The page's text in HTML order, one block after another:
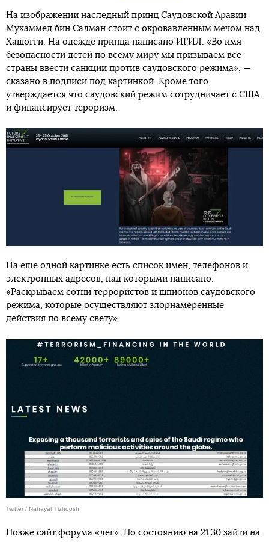
На изображении наследный принц Саудовской Аравии
Мухаммед бин Салман стоит с окровавленным мечом над
Хашогги. На одежде принца написано ИГИЛ. «Во имя
безопасности детей по всему миру мы призываем все
страны ввести санкции против саудовского режима», —
сказано в подписи под картинкой. Кроме того,
утверждается что саудовский режим сотрудничает с США
и финансирует тероризм.
На еще одной картинке есть список имен, телефонов и
электронных адресов, над которыми написано:
«Раскрываем сотни террористов и шпионов саудовского
режима, которые осуществляют злорнамеренные
действия по всему свету».
Twitter / Nahayat Tizhoosh
Позже сайт форума «лег». По состоянию на 21:30 зайти на